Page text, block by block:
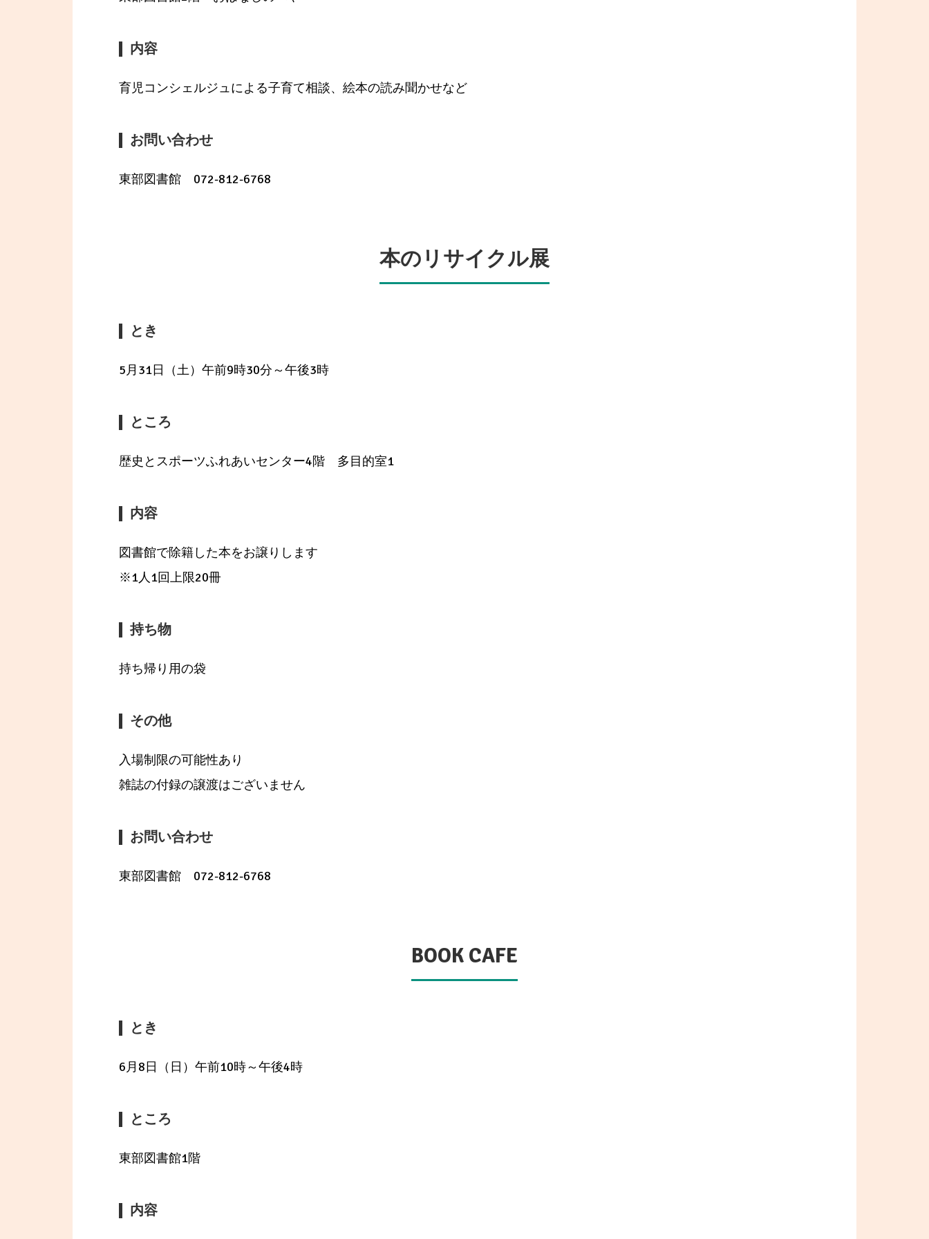
内容
育児コンシェルジュによる子育て相談、絵本の読み聞かせなど
お問い合わせ
東部図書館 072-812-6768
本のリサイクル展
とき
5月31日（土）午前9時30分～午後3時
ところ
歴史とスポーツふれあいセンター4階 多目的室1
内容
図書館で除籍した本をお譲りします
※1人1回上限20冊
持ち物
持ち帰り用の袋
その他
入場制限の可能性あり
雑誌の付録の譲渡はございません
お問い合わせ
東部図書館 072-812-6768
BOOK CAFE
とき
6月8日（日）午前10時～午後4時
ところ
東部図書館1階
内容